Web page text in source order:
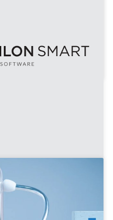
29,2026
για Νέους Χρήστες
για να